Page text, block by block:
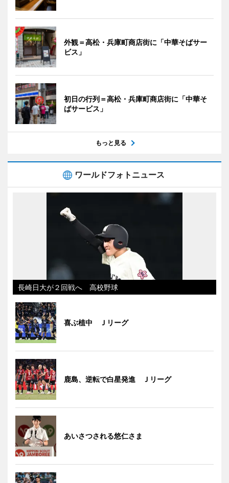
外観＝高松・兵庫町商店街に「中華そばサー
ビス」
初日の行列＝高松・兵庫町商店街に「中華そ
ばサービス」
もっと見る
ワールドフォトニュース
長崎日大が２回戦へ 高校野球
喜ぶ植中 Ｊリーグ
鹿島、逆転で白星発進 Ｊリーグ
あいさつされる悠仁さま